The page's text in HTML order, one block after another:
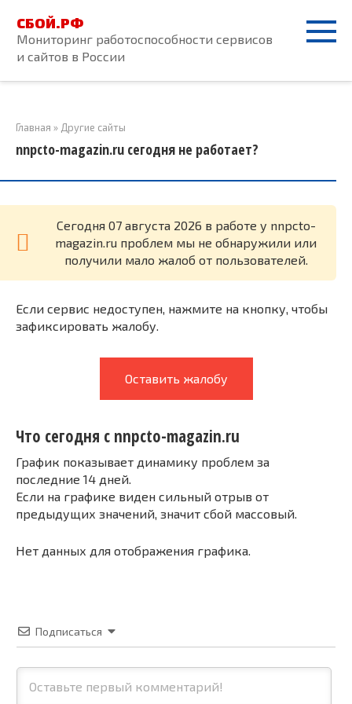
контенту
СБОЙ.РФ
Мониторинг работоспособности сервисов
и сайтов в России
Главная » Другие сайты
nnpcto-magazin.ru сегодня не работает?
Cегодня 07 августа 2026 в работе у nnpcto-
magazin.ru проблем мы не обнаружили или
получили мало жалоб от пользователей.
Если сервис недоступен, нажмите на кнопку, чтобы
зафиксировать жалобу.
Оставить жалобу
Что сегодня с nnpcto-magazin.ru
График показывает динамику проблем за
последние 14 дней.
Если на графике виден сильный отрыв от
предыдущих значений, значит сбой массовый.
Нет данных для отображения графика.
Подписаться